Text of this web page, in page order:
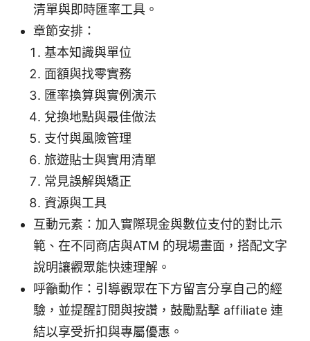
清單與即時匯率工具。
章節安排：
基本知識與單位
面額與找零實務
匯率換算與實例演示
兌換地點與最佳做法
支付與風險管理
旅遊貼士與實用清單
常見誤解與矯正
資源與工具
互動元素：加入實際現金與數位支付的對比示
範、在不同商店與ATM 的現場畫面，搭配文字
說明讓觀眾能快速理解。
呼籲動作：引導觀眾在下方留言分享自己的經
驗，並提醒訂閱與按讚，鼓勵點擊 affiliate 連
結以享受折扣與專屬優惠。